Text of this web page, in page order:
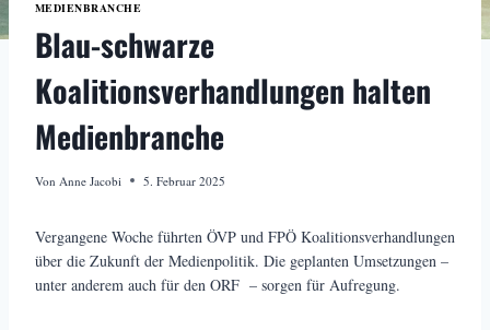
MEDIENBRANCHE
Blau-schwarze
Koalitionsverhandlungen halten
Medienbranche
Von Anne Jacobi 5. Februar 2025
Vergangene Woche führten ÖVP und FPÖ Koalitionsverhandlungen
über die Zukunft der Medienpolitik. Die geplanten Umsetzungen –
unter anderem auch für den ORF – sorgen für Aufregung.